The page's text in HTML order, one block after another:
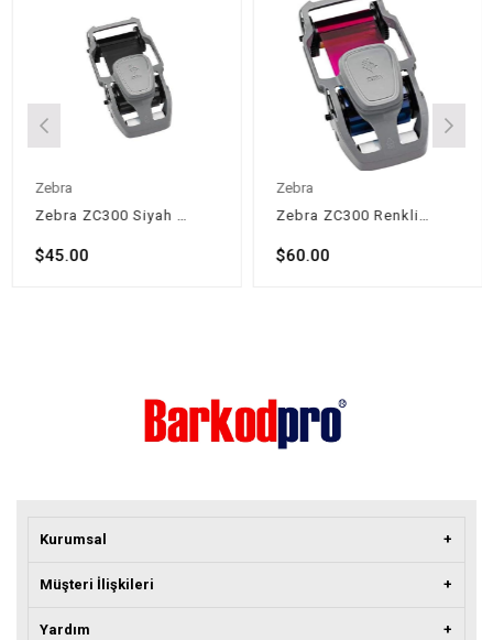
Zebra
Zebra ZC300 Siyah Ribon - 2.000 Baskı
$45.00
Zebra
Zebra ZC300 Renkli Ribon - 200 Baskı
$60.00
Kurumsal
Müşteri İlişkileri
Yardım